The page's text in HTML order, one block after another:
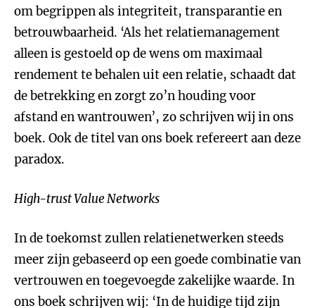
om begrippen als integriteit, transparantie en
betrouwbaarheid. ‘Als het relatiemanagement
alleen is gestoeld op de wens om maximaal
rendement te behalen uit een relatie, schaadt dat
de betrekking en zorgt zo’n houding voor
afstand en wantrouwen’, zo schrijven wij in ons
boek. Ook de titel van ons boek refereert aan deze
paradox.
High-trust Value Networks
In de toekomst zullen relatienetwerken steeds
meer zijn gebaseerd op een goede combinatie van
vertrouwen en toegevoegde zakelijke waarde. In
ons boek schrijven wij: ‘In de huidige tijd zijn